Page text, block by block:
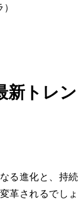
）
新トレン
る進化と、持続
革されるでしょ